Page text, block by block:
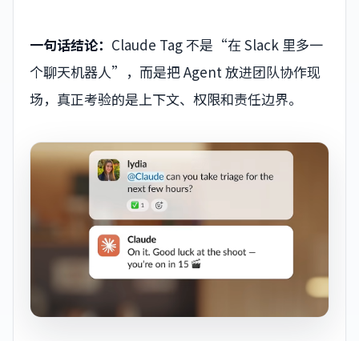
一句话结论： Claude Tag 不是“在 Slack 里多一
个聊天机器人”，而是把 Agent 放进团队协作现
场，真正考验的是上下文、权限和责任边界。